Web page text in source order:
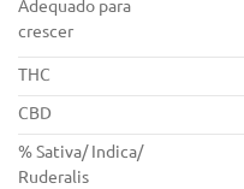
Adequado para
crescer
THC
CBD
% Sativa/ Indica/
Ruderalis